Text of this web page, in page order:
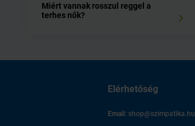
Miért vannak rosszul reggel a
terhes nők?
Elérhetőség
Email: shop@szimpatika.hu